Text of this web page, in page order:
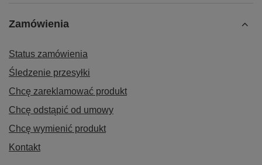
Zamówienia
Status zamówienia
Śledzenie przesyłki
Chcę zareklamować produkt
Chcę odstąpić od umowy
Chcę wymienić produkt
Kontakt